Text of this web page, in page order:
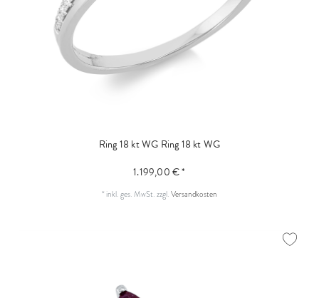
Ring 18 kt WG Ring 18 kt WG
1.199,00 € *
* inkl. ges. MwSt.zzgl.Versandkosten